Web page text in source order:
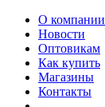
О компании
Новости
Оптовикам
Как купить
Магазины
Контакты